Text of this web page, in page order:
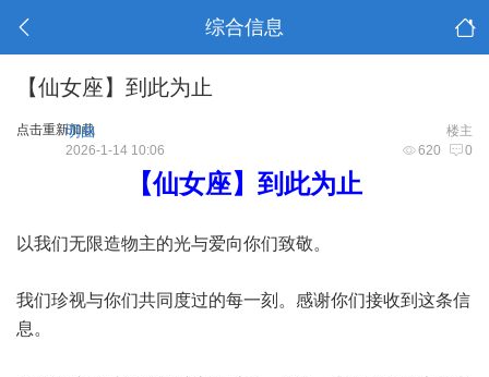
综合信息
【仙女座】到此为止
点击重新加载 楼主
明曲
620 0
2026-1-14 10:06
【仙女座】到此为止
以我们无限造物主的光与爱向你们致敬。
我们珍视与你们共同度过的每一刻。感谢你们接收到这条信
息。